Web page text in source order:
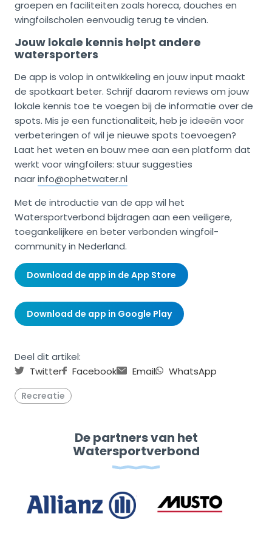
groepen en faciliteiten zoals horeca, douches en
wingfoilscholen eenvoudig terug te vinden.
Jouw lokale kennis helpt andere
watersporters
De app is volop in ontwikkeling en jouw input maakt
de spotkaart beter. Schrijf daarom reviews om jouw
lokale kennis toe te voegen bij de informatie over de
spots. Mis je een functionaliteit, heb je ideeën voor
verbeteringen of wil je nieuwe spots toevoegen?
Laat het weten en bouw mee aan een platform dat
werkt voor wingfoilers: stuur suggesties
naarinfo@ophetwater.nl
Met de introductie van de app wil het
Watersportverbond bijdragen aan een veiligere,
toegankelijkere en beter verbonden wingfoil-
community in Nederland.
Download de app in de App Store
Download de app in Google Play
Deel dit artikel:
Twitter
Facebook Email WhatsApp
Recreatie
De partners van het
Watersportverbond